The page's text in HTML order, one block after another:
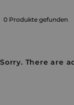
0 Produkte gefunden
Sorry. There are